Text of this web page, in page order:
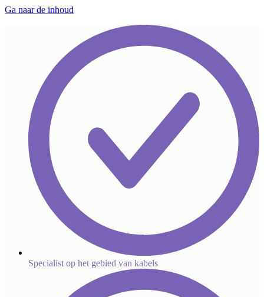
Ga naar de inhoud
Specialist op het gebied van kabels